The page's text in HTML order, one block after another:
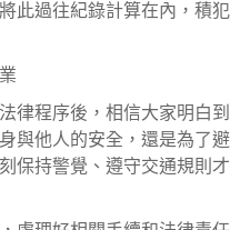
此過往紀錄計算在內，積犯
律程序後，相信大家明白到
與他人的安全，還是為了避
保持警覺、遵守交通規則才